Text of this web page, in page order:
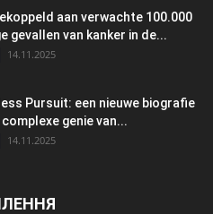
aan verwachte 100.000
gevallen van kanker in de...
14.11.2025
Pursuit: een nieuwe biografie
genie van...
14.11.2025